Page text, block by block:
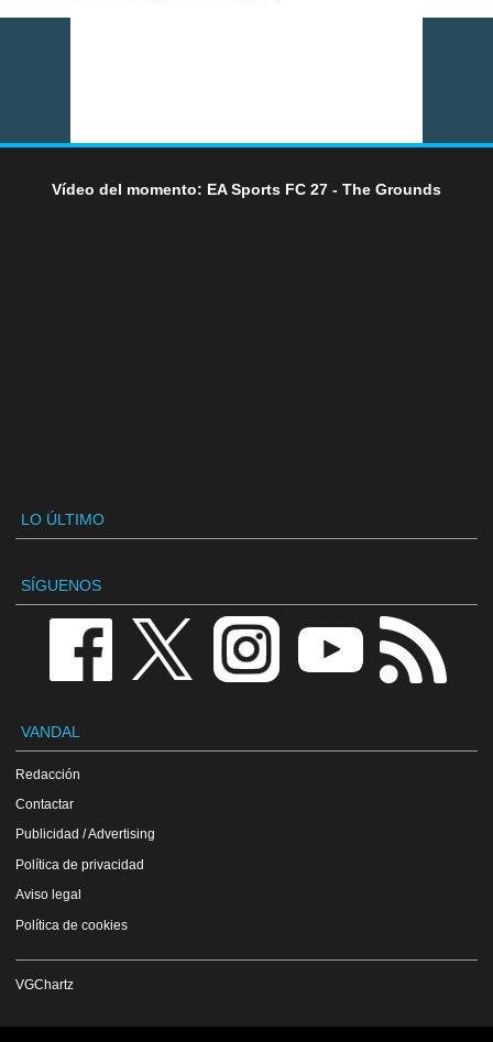
Vídeo del momento: EA Sports FC 27 - The Grounds
LO ÚLTIMO
SÍGUENOS
VANDAL
Redacción
Contactar
Publicidad / Advertising
Política de privacidad
Aviso legal
Política de cookies
VGChartz